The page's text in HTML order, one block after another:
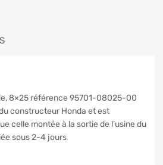
8×25 référence 95701-08025-00
constructeur Honda et est
celle montée à la sortie de l’usine du
sous 2-4 jours